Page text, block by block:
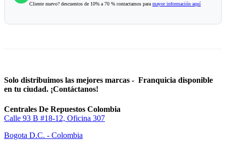
Cliente nuevo? descuentos de 10% a 70 % contactamos para mayor información aquí
Solo distribuimos las mejores marcas - Franquicia disponible
en tu ciudad. ¡Contáctanos!
Centrales De Repuestos Colombia
Calle 93 B #18-12, Oficina 307
Bogota D.C. - Colombia